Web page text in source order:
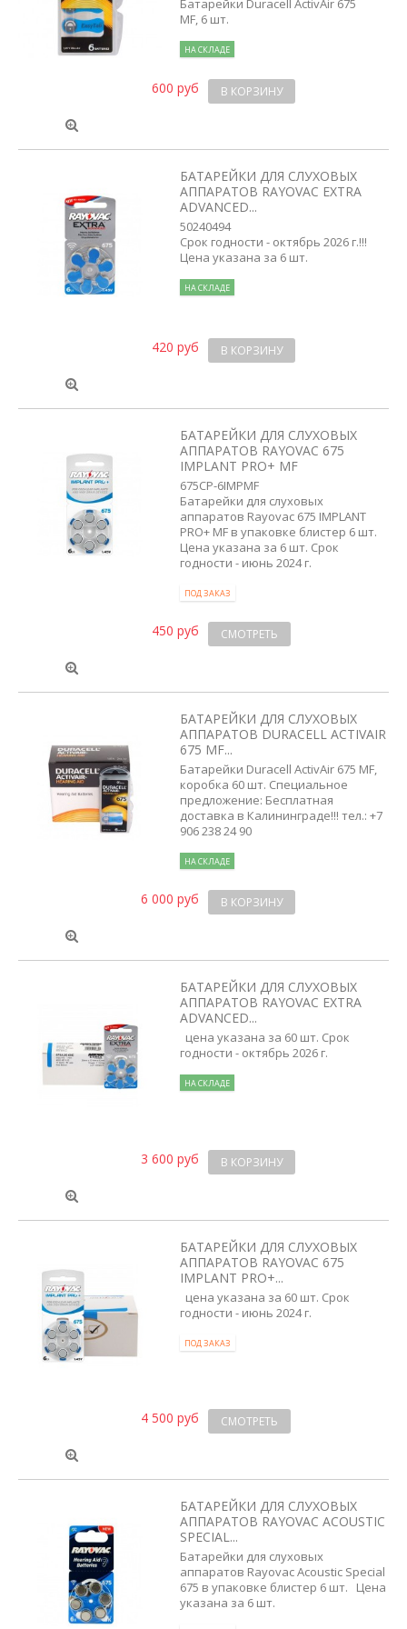
Батарейки Duracell ActivAir 675
MF, 6 шт.
НА СКЛАДЕ
600 руб В КОРЗИНУ
БАТАРЕЙКИ ДЛЯ СЛУХОВЫХ
АППАРАТОВ RAYOVAC EXTRA
ADVANCED...
50240494
Срок годности - октябрь 2026 г.!!!
Цена указана за 6 шт.
НА СКЛАДЕ
420 руб В КОРЗИНУ
БАТАРЕЙКИ ДЛЯ СЛУХОВЫХ
АППАРАТОВ RAYOVAC 675
IMPLANT PRO+ MF
675CP-6IMPMF
Батарейки для слуховых
аппаратов Rayovac 675 IMPLANT
PRO+ MF в упаковке блистер 6 шт.
Цена указана за 6 шт. Срок
годности - июнь 2024 г.
ПОД ЗАКАЗ
450 руб СМОТРЕТЬ
БАТАРЕЙКИ ДЛЯ СЛУХОВЫХ
АППАРАТОВ DURACELL ACTIVAIR
675 MF...
Батарейки Duracell ActivAir 675 MF,
коробка 60 шт. Специальное
предложение: Бесплатная
доставка в Калининграде!!! тел.: +7
906 238 24 90
НА СКЛАДЕ
6 000 руб В КОРЗИНУ
БАТАРЕЙКИ ДЛЯ СЛУХОВЫХ
АППАРАТОВ RAYOVAC EXTRA
ADVANCED...
цена указана за 60 шт. Срок
годности - октябрь 2026 г.
НА СКЛАДЕ
3 600 руб В КОРЗИНУ
БАТАРЕЙКИ ДЛЯ СЛУХОВЫХ
АППАРАТОВ RAYOVAC 675
IMPLANT PRO+...
цена указана за 60 шт. Срок
годности - июнь 2024 г.
ПОД ЗАКАЗ
4 500 руб СМОТРЕТЬ
БАТАРЕЙКИ ДЛЯ СЛУХОВЫХ
АППАРАТОВ RAYOVAC ACOUSTIC
SPECIAL...
Батарейки для слуховых
аппаратов Rayovac Acoustic Special
675 в упаковке блистер 6 шт. Цена
указана за 6 шт.